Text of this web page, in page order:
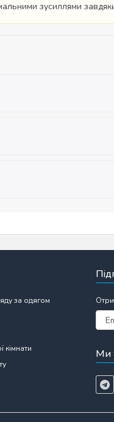
зусиллями
за одягом
кімнати
Ми